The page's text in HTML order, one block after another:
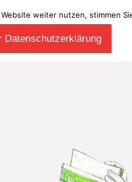
weiter nutzen, stimmen
Datenschutzerklärung